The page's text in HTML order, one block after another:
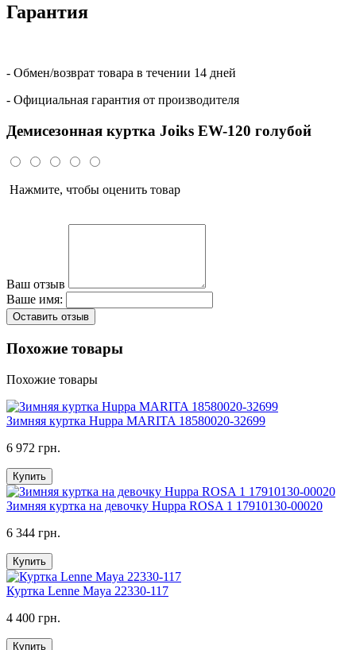
Гарантия
- Обмен/возврат товара в течении 14 дней
- Официальная гарантия от производителя
Демисезонная куртка Joiks EW-120 голубой
Нажмите, чтобы оценить товар
Ваш отзыв
Ваше имя:
Оставить отзыв
Похожие товары
Похожие товары
Зимняя куртка Huppa MARITA 18580020-32699
6 972 грн.
Купить
Зимняя куртка на девочку Huppa ROSA 1 17910130-00020
6 344 грн.
Купить
Куртка Lenne Maya 22330-117
4 400 грн.
Купить